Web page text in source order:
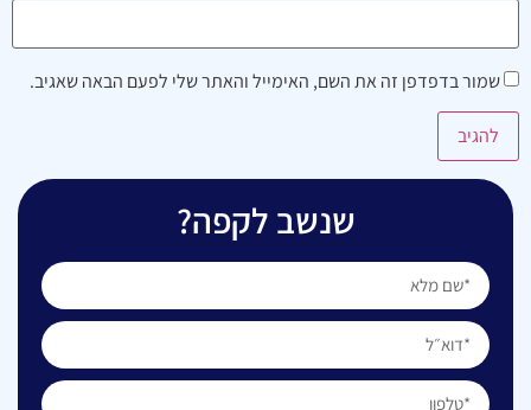
שמור בדפדפן זה את השם, האימייל והאתר שלי לפעם הבאה שאגיב.
שנשב לקפה?